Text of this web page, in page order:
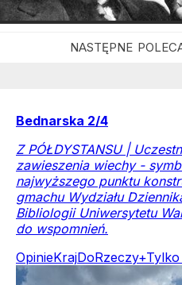
Bednarska 2/4
Z PÓŁDYSTANSU |
zawieszenia wiechy -
najwyższego punktu
gmachu Wydziału
Bibliologii Uniwersytetu
do wspomnień.
OpinieKrajDoRzeczy+